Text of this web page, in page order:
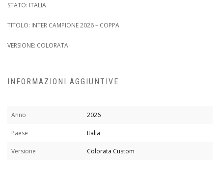
STATO: ITALIA
TITOLO: INTER CAMPIONE 2026 – COPPA
VERSIONE: COLORATA
INFORMAZIONI AGGIUNTIVE
Anno 2026
Paese Italia
Versione Colorata Custom